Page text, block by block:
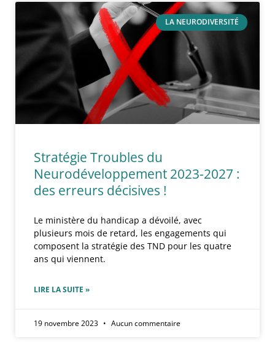
LA NEURODIVERSITÉ
Stratégie Troubles du
Neurodéveloppement 2023-2027 :
des erreurs décisives !
Le ministère du handicap a dévoilé, avec
plusieurs mois de retard, les engagements qui
composent la stratégie des TND pour les quatre
ans qui viennent.
LIRE LA SUITE »
19 novembre 2023 Aucun commentaire